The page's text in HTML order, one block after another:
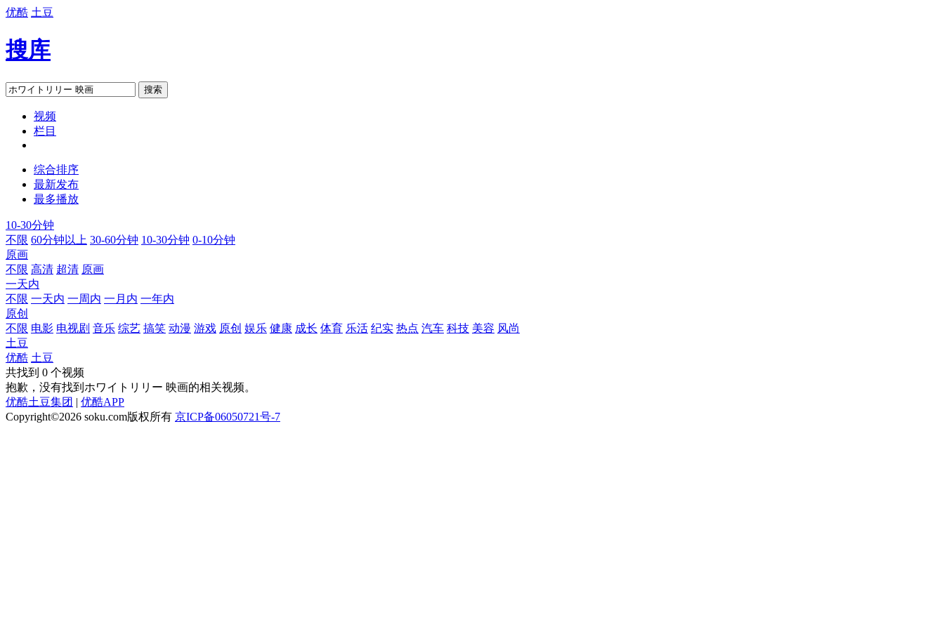
优酷 土豆
搜库
搜索
视频
栏目
综合排序
最新发布
最多播放
10-30分钟
不限 60分钟以上 30-60分钟 10-30分钟 0-10分钟
原画
不限 高清 超清 原画
一天内
不限 一天内 一周内 一月内 一年内
原创
不限 电影 电视剧 音乐 综艺 搞笑 动漫 游戏 原创 娱乐 健康 成长 体育 乐活 纪实 热点 汽车 科技 美容 风尚
土豆
优酷 土豆
共找到 0 个视频
抱歉，没有找到 ホワイトリリー 映画的相关视频。
优酷土豆集团 | 优酷APP
Copyright©2026 soku.com版权所有 京ICP备06050721号-7